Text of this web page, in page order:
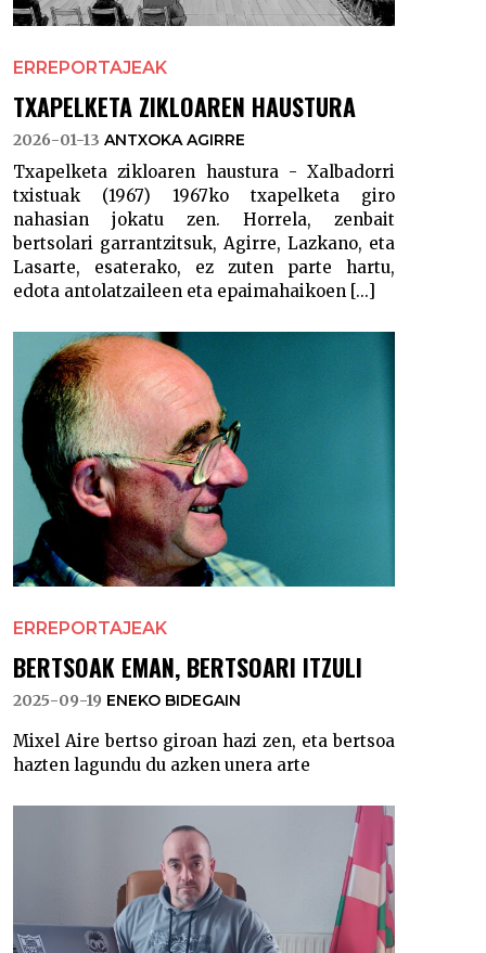
ERREPORTAJEAK
TXAPELKETA ZIKLOAREN HAUSTURA
2026-01-13 ANTXOKA AGIRRE
Txapelketa zikloaren haustura - Xalbadorri
txistuak (1967) 1967ko txapelketa giro
nahasian jokatu zen. Horrela, zenbait
bertsolari garrantzitsuk, Agirre, Lazkano, eta
Lasarte, esaterako, ez zuten parte hartu,
edota antolatzaileen eta epaimahaikoen [...]
ERREPORTAJEAK
BERTSOAK EMAN, BERTSOARI ITZULI
2025-09-19 ENEKO BIDEGAIN
Mixel Aire bertso giroan hazi zen, eta bertsoa
hazten lagundu du azken unera arte